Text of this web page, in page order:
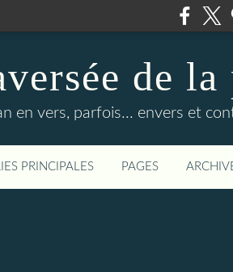
de la
en vers, parfois... envers et
PRINCIPALES PAGES